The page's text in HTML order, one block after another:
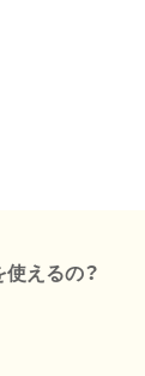
えるの？